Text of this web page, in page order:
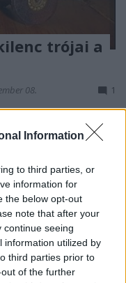
Information
to third parties, or
information for
the below opt-out
note that after your
continue seeing
information utilized by
third parties prior to
of the further
trójai a
08. 1
a világszerte
melyből
a következő
számban.